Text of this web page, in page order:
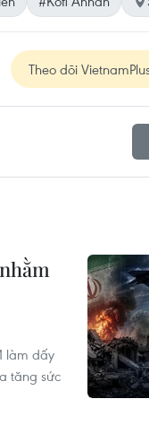
Theo dõi
làm dấy
tăng sức